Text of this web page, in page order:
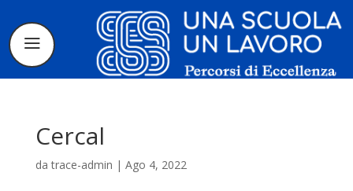
Cercal
datrace-admin | Ago 4, 2022